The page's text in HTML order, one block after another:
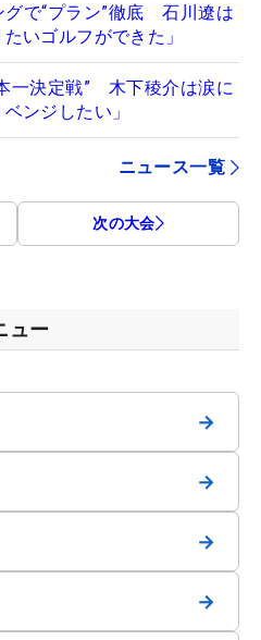
グで“プラン”徹底 石川遼は
いゴルフができた」
一決定戦” 木下稜介は涙に
ンジしたい」
ニュース一覧
次の大会
ュー
→
→
→
→